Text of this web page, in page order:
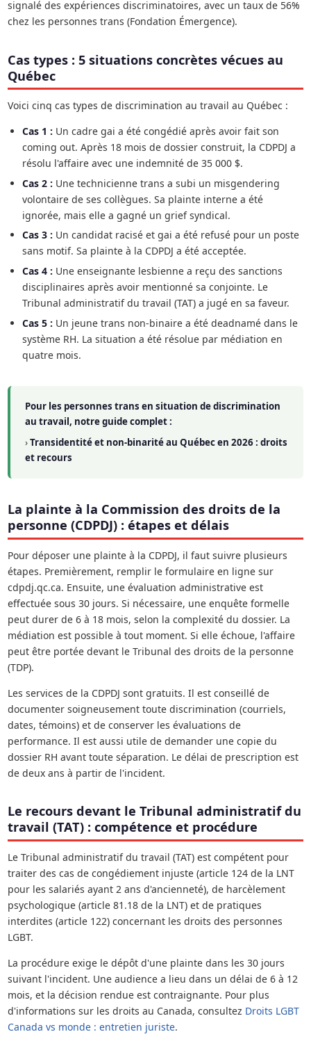
signalé des expériences discriminatoires, avec un taux de 56%
chez les personnes trans (Fondation Émergence).
Cas types : 5 situations concrètes vécues au
Québec
Voici cinq cas types de discrimination au travail au Québec :
Cas 1 : Un cadre gai a été congédié après avoir fait son
coming out. Après 18 mois de dossier construit, la CDPDJ a
résolu l'affaire avec une indemnité de 35 000 $.
Cas 2 : Une technicienne trans a subi un misgendering
volontaire de ses collègues. Sa plainte interne a été
ignorée, mais elle a gagné un grief syndical.
Cas 3 : Un candidat racisé et gai a été refusé pour un poste
sans motif. Sa plainte à la CDPDJ a été acceptée.
Cas 4 : Une enseignante lesbienne a reçu des sanctions
disciplinaires après avoir mentionné sa conjointe. Le
Tribunal administratif du travail (TAT) a jugé en sa faveur.
Cas 5 : Un jeune trans non-binaire a été deadnamé dans le
système RH. La situation a été résolue par médiation en
quatre mois.
Pour les personnes trans en situation de discrimination
au travail, notre guide complet :
›Transidentité et non-binarité au Québec en 2026 : droits
et recours
La plainte à la Commission des droits de la
personne (CDPDJ) : étapes et délais
Pour déposer une plainte à la CDPDJ, il faut suivre plusieurs
étapes. Premièrement, remplir le formulaire en ligne sur
cdpdj.qc.ca. Ensuite, une évaluation administrative est
effectuée sous 30 jours. Si nécessaire, une enquête formelle
peut durer de 6 à 18 mois, selon la complexité du dossier. La
médiation est possible à tout moment. Si elle échoue, l'affaire
peut être portée devant le Tribunal des droits de la personne
(TDP).
Les services de la CDPDJ sont gratuits. Il est conseillé de
documenter soigneusement toute discrimination (courriels,
dates, témoins) et de conserver les évaluations de
performance. Il est aussi utile de demander une copie du
dossier RH avant toute séparation. Le délai de prescription est
de deux ans à partir de l'incident.
Le recours devant le Tribunal administratif du
travail (TAT) : compétence et procédure
Le Tribunal administratif du travail (TAT) est compétent pour
traiter des cas de congédiement injuste (article 124 de la LNT
pour les salariés ayant 2 ans d'ancienneté), de harcèlement
psychologique (article 81.18 de la LNT) et de pratiques
interdites (article 122) concernant les droits des personnes
LGBT.
La procédure exige le dépôt d'une plainte dans les 30 jours
suivant l'incident. Une audience a lieu dans un délai de 6 à 12
mois, et la décision rendue est contraignante. Pour plus
d'informations sur les droits au Canada, consultez Droits LGBT
Canada vs monde : entretien juriste.